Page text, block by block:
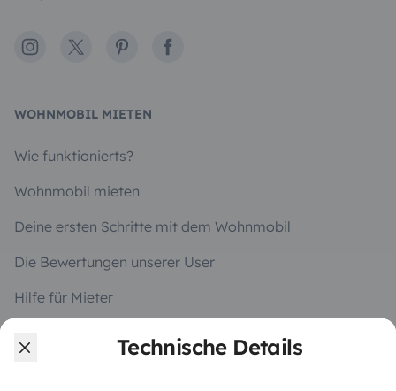
Technische Details
Instagram
X PinterestFacebook
WOHNMOBIL MIETEN
Wie funktionierts?
Wohnmobil mieten
Deine ersten Schritte mit dem Wohnmobil
Die Bewertungen unserer User
Hilfe für Mieter